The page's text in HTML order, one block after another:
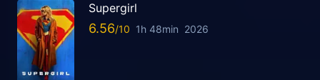
Supergirl
6.56 1h 48min 2026